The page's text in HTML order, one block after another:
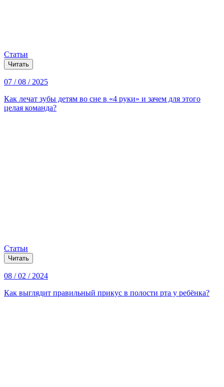
Статьи
Читать
07 / 08 / 2025
Как лечат зубы детям во сне в «4 руки» и зачем для этого
целая команда?
Статьи
Читать
08 / 02 / 2024
Как выглядит правильный прикус в полости рта у ребёнка?